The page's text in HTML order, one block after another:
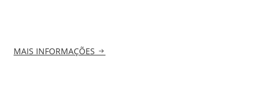
MAIS INFORMAÇÕES